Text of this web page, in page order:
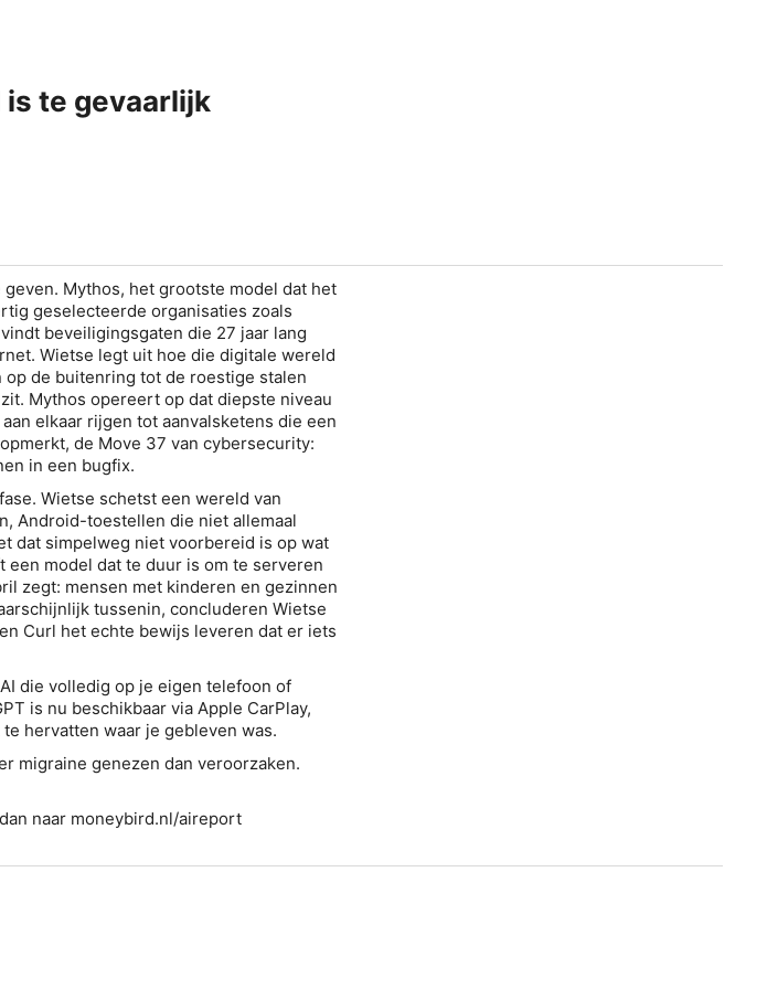
te gevaarlijk
Mythos, het grootste model dat het
geselecteerde organisaties zoals
beveiligingsgaten die 27 jaar lang
Wietse legt uit hoe die digitale wereld
de buitenring tot de roestige stalen
Mythos opereert op dat diepste niveau
elkaar rijgen tot aanvalsketens die een
de Move 37 van cybersecurity:
in een bugfix.
Wietse schetst een wereld van
Android-toestellen die niet allemaal
dat simpelweg niet voorbereid is op wat
model dat te duur is om te serveren
zegt: mensen met kinderen en gezinnen
tussenin, concluderen Wietse
Curl het echte bewijs leveren dat er iets
die volledig op je eigen telefoon of
is nu beschikbaar via Apple CarPlay,
hervatten waar je gebleven was.
migraine genezen dan veroorzaken.
naar moneybird.nl/aireport